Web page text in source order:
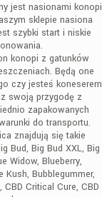
jest nasionami konopi
sklepie nasiona
szybki start i niskie
konopi z gatunków
Będą one
czy jesteś koneserem
swoją przygodę z
zapakowanych
do transportu.
znajdują się takie
Bud, Big Bud XXL, Big
Widow, Blueberry,
Kush, Bubblegummer,
Critical Cure, CBD